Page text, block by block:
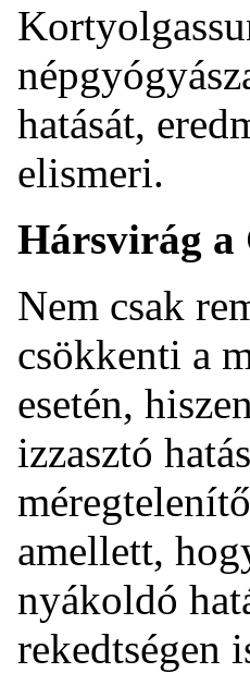
hatását,
elismeri.
Hársvirág
Nem csak
csökkenti a
esetén,
izzasztó
amellett,
nyákoldó
rekedtségen